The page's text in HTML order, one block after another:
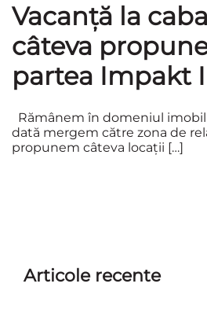
Vacanță la
câteva
partea Impakt
Rămânem în domeniul
dată mergem către zona de
propunem câteva locații […]
Articole recente